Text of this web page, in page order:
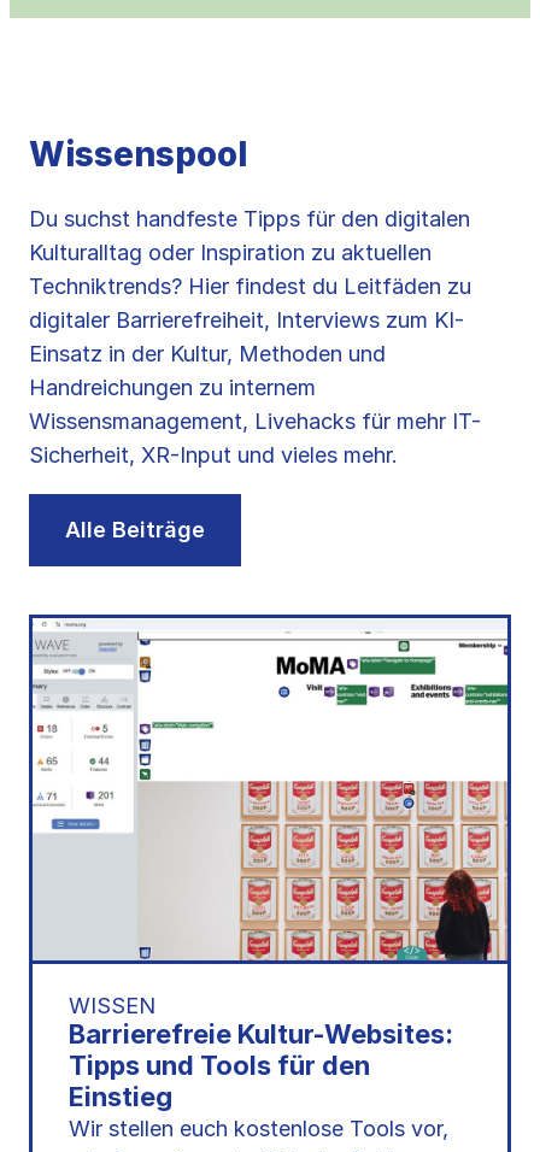
Wissenspool
Du suchst handfeste Tipps für den digitalen
Kulturalltag oder Inspiration zu aktuellen
Techniktrends? Hier findest du Leitfäden zu
digitaler Barrierefreiheit, Interviews zum KI-
Einsatz in der Kultur, Methoden und
Handreichungen zu internem
Wissensmanagement, Livehacks für mehr IT-
Sicherheit, XR-Input und vieles mehr.
Alle Beiträge
WISSEN
Barrierefreie Kultur-Websites:
Tipps und Tools für den
Einstieg
Wir stellen euch kostenlose Tools vor,